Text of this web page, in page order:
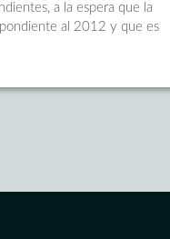
a la espera que la
al 2012 y que es